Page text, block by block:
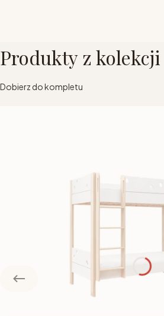
Produkty z kolekcji
Dobierz do kompletu